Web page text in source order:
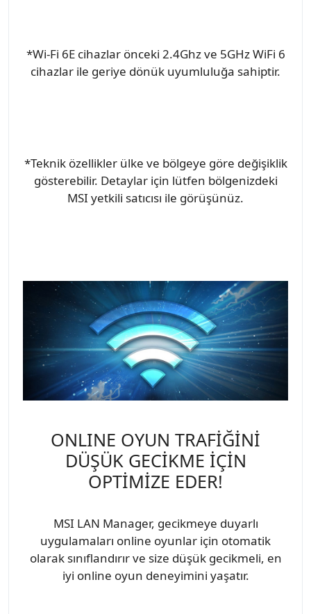
*Wi-Fi 6E cihazlar önceki 2.4Ghz ve 5GHz WiFi 6
cihazlar ile geriye dönük uyumluluğa sahiptir.
*Teknik özellikler ülke ve bölgeye göre değişiklik
gösterebilir. Detaylar için lütfen bölgenizdeki
MSI yetkili satıcısı ile görüşünüz.
ONLINE OYUN TRAFİĞİNİ
DÜŞÜK GECİKME İÇİN
OPTİMİZE EDER!
MSI LAN Manager, gecikmeye duyarlı
uygulamaları online oyunlar için otomatik
olarak sınıflandırır ve size düşük gecikmeli, en
iyi online oyun deneyimini yaşatır.